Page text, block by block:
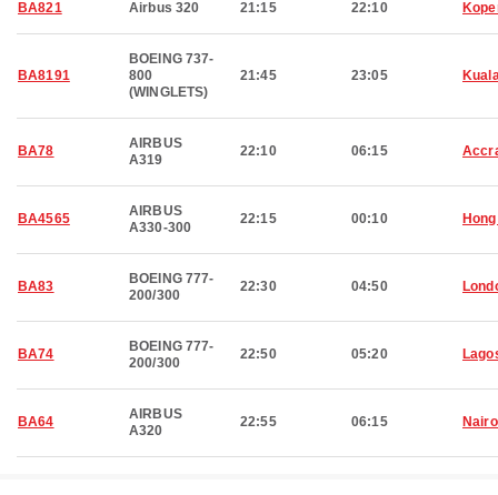
BA821 Airbus 320 21:15 22:10
BA8191
BOEING 737-
800
(WINGLETS)
21:45 23:05
BA78
AIRBUS
A319
22:10 06:15
BA4565
AIRBUS
A330-300
22:15 00:10
BA83
BOEING 777-
200/300
22:30 04:50
BA74
BOEING 777-
200/300
22:50 05:20
BA64
AIRBUS
A320
22:55 06:15